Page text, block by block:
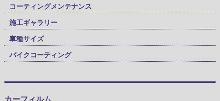
コーティングメンテナンス
施工ギャラリー
車種サイズ
バイクコーティング